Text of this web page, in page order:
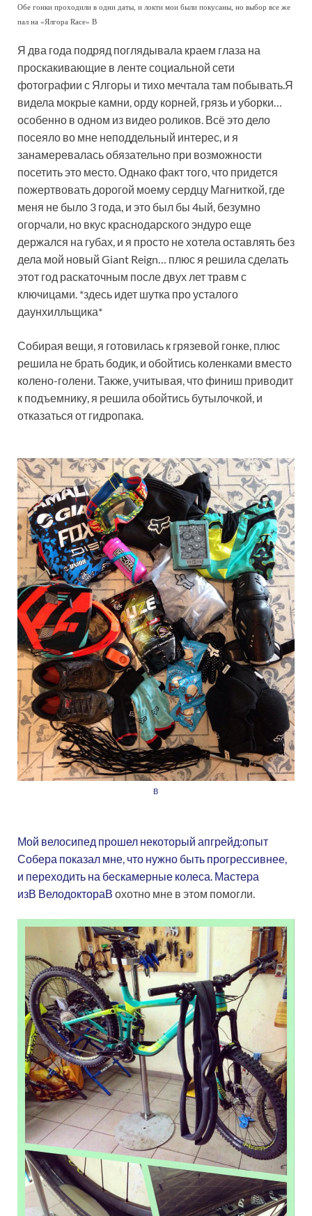
Обе гонки проходили в одни даты, и локти мои были покусаны, но выбор все же
пал на «Ялгора Race» В
Я два года подряд поглядывала краем глаза на
проскакивающие в ленте социальной сети
фотографии с Ялгоры и тихо мечтала там побывать.Я
видела мокрые камни, орду корней, грязь и уборки…
особенно в одном из видео роликов. Всё это дело
посеяло во мне неподдельный интерес, и я
занамеревалась обязательно при возможности
посетить это место. Однако факт того, что придется
пожертвовать дорогой моему сердцу Магниткой, где
меня не было 3 года, и это был бы 4ый, безумно
огорчали, но вкус краснодарского эндуро еще
держался на губах, и я просто не хотела оставлять без
дела мой новый Giant Reign… плюс я решила сделать
этот год раскаточным после двух лет травм с
ключицами. *здесь идет шутка про усталого
даунхилльщика*
Собирая вещи, я готовилась к грязевой гонке, плюс
решила не брать бодик, и обойтись коленками вместо
колено-голени. Также, учитывая, что финиш приводит
к подъемнику, я решила обойтись бутылочкой, и
отказаться от гидропака.
В
Мой велосипед прошел некоторый апгрейд:опыт
Собера показал мне, что нужно быть прогрессивнее,
и переходить на бескамерные колеса. Мастера
изВ ВелодоктораВ охотно мне в этом помогли.